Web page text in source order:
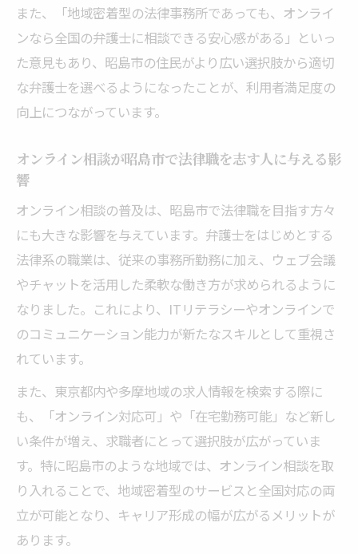
また、「地域密着型の法律事務所であっても、オンライ
ンなら全国の弁護士に相談できる安心感がある」といっ
た意見もあり、昭島市の住民がより広い選択肢から適切
な弁護士を選べるようになったことが、利用者満足度の
向上につながっています。
オンライン相談が昭島市で法律職を志す人に与える影
響
オンライン相談の普及は、昭島市で法律職を目指す方々
にも大きな影響を与えています。弁護士をはじめとする
法律系の職業は、従来の事務所勤務に加え、ウェブ会議
やチャットを活用した柔軟な働き方が求められるように
なりました。これにより、ITリテラシーやオンラインで
のコミュニケーション能力が新たなスキルとして重視さ
れています。
また、東京都内や多摩地域の求人情報を検索する際に
も、「オンライン対応可」や「在宅勤務可能」など新し
い条件が増え、求職者にとって選択肢が広がっていま
す。特に昭島市のような地域では、オンライン相談を取
り入れることで、地域密着型のサービスと全国対応の両
立が可能となり、キャリア形成の幅が広がるメリットが
あります。